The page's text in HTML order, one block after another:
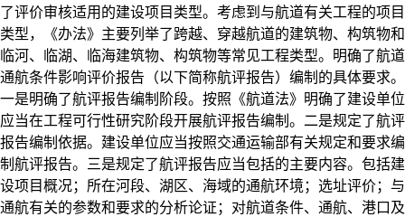
了评价审核适用的建设项目类型。考虑到与航道有关工程的项目
类型，《办法》主要列举了跨越、穿越航道的建筑物、构筑物和
临河、临湖、临海建筑物、构筑物等常见工程类型。明确了航道
通航条件影响评价报告（以下简称航评报告）编制的具体要求。
一是明确了航评报告编制阶段。按照《航道法》明确了建设单位
应当在工程可行性研究阶段开展航评报告编制。二是规定了航评
报告编制依据。建设单位应当按照交通运输部有关规定和要求编
制航评报告。三是规定了航评报告应当包括的主要内容。包括建
设项目概况；所在河段、湖区、海域的通航环境；选址评价；与
通航有关的参数和要求的分析论证；对航道条件、通航、港口及